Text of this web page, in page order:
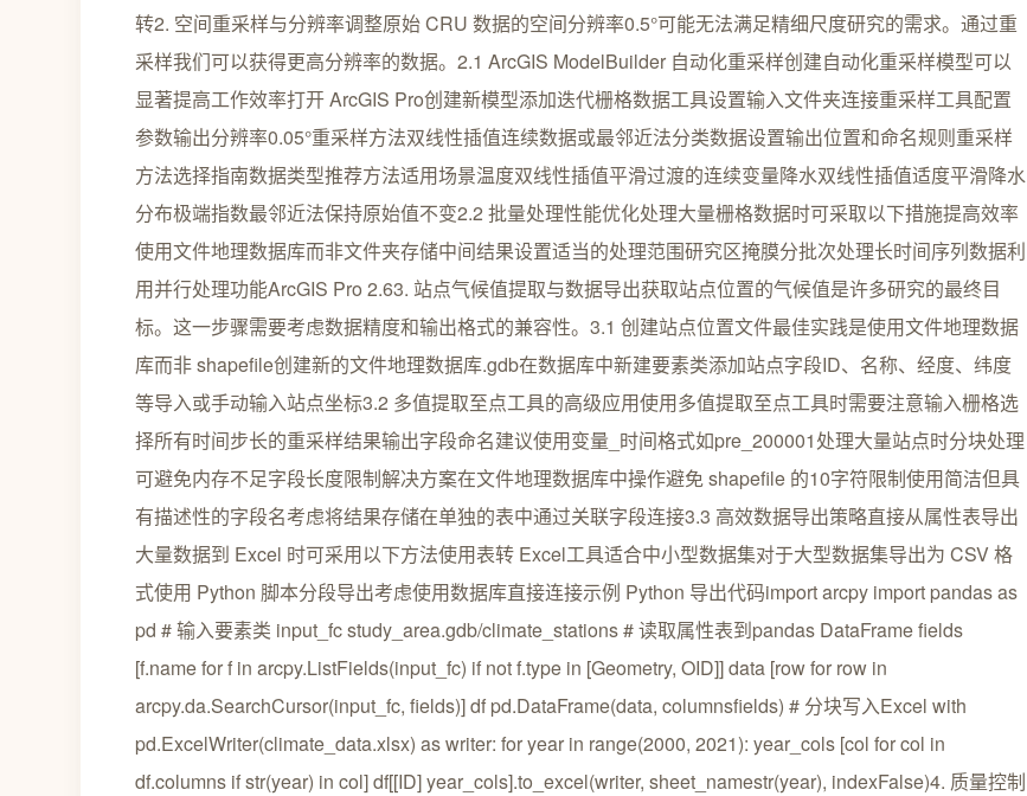
转2. 空间重采样与分辨率调整原始 CRU 数据的空间分辨率0.5°可能无法满足精细尺度研究的需求。通过重
采样我们可以获得更高分辨率的数据。2.1 ArcGIS ModelBuilder 自动化重采样创建自动化重采样模型可以
显著提高工作效率打开 ArcGIS Pro创建新模型添加迭代栅格数据工具设置输入文件夹连接重采样工具配置
参数输出分辨率0.05°重采样方法双线性插值连续数据或最邻近法分类数据设置输出位置和命名规则重采样
方法选择指南数据类型推荐方法适用场景温度双线性插值平滑过渡的连续变量降水双线性插值适度平滑降水
分布极端指数最邻近法保持原始值不变2.2 批量处理性能优化处理大量栅格数据时可采取以下措施提高效率
使用文件地理数据库而非文件夹存储中间结果设置适当的处理范围研究区掩膜分批次处理长时间序列数据利
用并行处理功能ArcGIS Pro 2.63. 站点气候值提取与数据导出获取站点位置的气候值是许多研究的最终目
标。这一步骤需要考虑数据精度和输出格式的兼容性。3.1 创建站点位置文件最佳实践是使用文件地理数据
库而非 shapefile创建新的文件地理数据库.gdb在数据库中新建要素类添加站点字段ID、名称、经度、纬度
等导入或手动输入站点坐标3.2 多值提取至点工具的高级应用使用多值提取至点工具时需要注意输入栅格选
择所有时间步长的重采样结果输出字段命名建议使用变量_时间格式如pre_200001处理大量站点时分块处理
可避免内存不足字段长度限制解决方案在文件地理数据库中操作避免 shapefile 的10字符限制使用简洁但具
有描述性的字段名考虑将结果存储在单独的表中通过关联字段连接3.3 高效数据导出策略直接从属性表导出
大量数据到 Excel 时可采用以下方法使用表转 Excel工具适合中小型数据集对于大型数据集导出为 CSV 格
式使用 Python 脚本分段导出考虑使用数据库直接连接示例 Python 导出代码import arcpy import pandas as
pd # 输入要素类 input_fc study_area.gdb/climate_stations # 读取属性表到pandas DataFrame fields
[f.name for f in arcpy.ListFields(input_fc) if not f.type in [Geometry, OID]] data [row for row in
arcpy.da.SearchCursor(input_fc, fields)] df pd.DataFrame(data, columnsfields) # 分块写入Excel with
pd.ExcelWriter(climate_data.xlsx) as writer: for year in range(2000, 2021): year_cols [col for col in
df.columns if str(year) in col] df[[ID] year_cols].to_excel(writer, sheet_namestr(year), indexFalse)4. 质量控制